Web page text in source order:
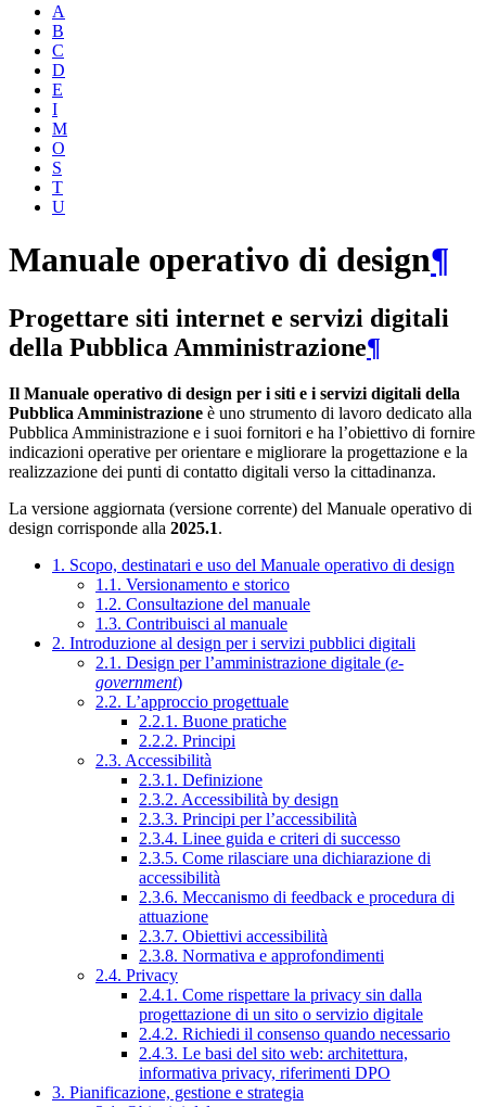
A
B
C
D
E
I
M
O
S
T
U
Manuale operativo di design¶
Progettare siti internet e servizi digitali
della Pubblica Amministrazione¶
Il Manuale operativo di design per i siti e i servizi digitali della
Pubblica Amministrazione è uno strumento di lavoro dedicato alla
Pubblica Amministrazione e i suoi fornitori e ha l’obiettivo di fornire
indicazioni operative per orientare e migliorare la progettazione e la
realizzazione dei punti di contatto digitali verso la cittadinanza.
La versione aggiornata (versione corrente) del Manuale operativo di
design corrisponde alla 2025.1.
1. Scopo, destinatari e uso del Manuale operativo di design
1.1. Versionamento e storico
1.2. Consultazione del manuale
1.3. Contribuisci al manuale
2. Introduzione al design per i servizi pubblici digitali
2.1. Design per l’amministrazione digitale (e-
government)
2.2. L’approccio progettuale
2.2.1. Buone pratiche
2.2.2. Principi
2.3. Accessibilità
2.3.1. Definizione
2.3.2. Accessibilità by design
2.3.3. Principi per l’accessibilità
2.3.4. Linee guida e criteri di successo
2.3.5. Come rilasciare una dichiarazione di
accessibilità
2.3.6. Meccanismo di feedback e procedura di
attuazione
2.3.7. Obiettivi accessibilità
2.3.8. Normativa e approfondimenti
2.4. Privacy
2.4.1. Come rispettare la privacy sin dalla
progettazione di un sito o servizio digitale
2.4.2. Richiedi il consenso quando necessario
2.4.3. Le basi del sito web: architettura,
informativa privacy, riferimenti DPO
3. Pianificazione, gestione e strategia